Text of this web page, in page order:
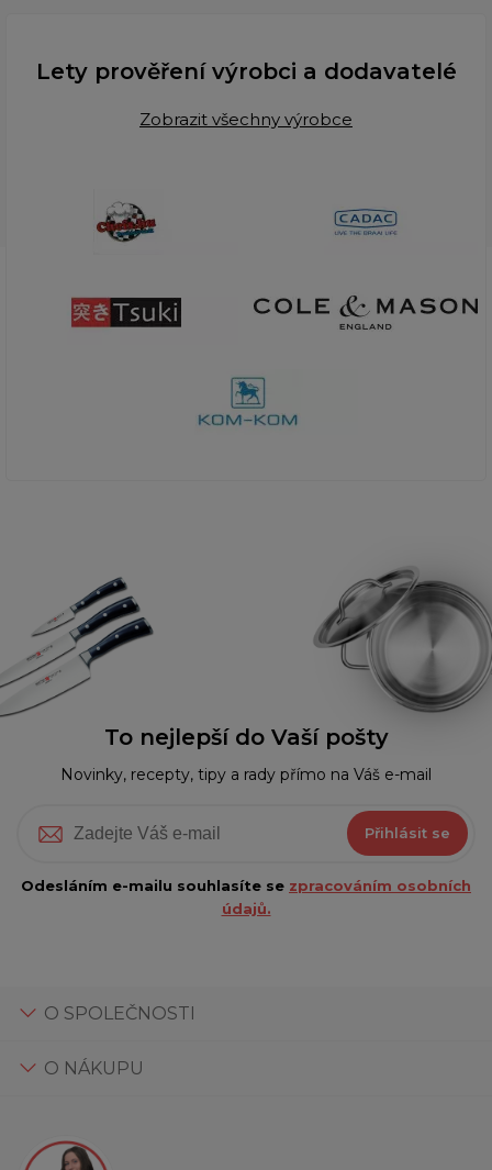
Lety prověření výrobci a dodavatelé
Zobrazit všechny výrobce
To nejlepší do Vaší pošty
Novinky, recepty, tipy a rady přímo na Váš e-mail
Přihlásit se
Odesláním e-mailu souhlasíte se zpracováním osobních
údajů.
O SPOLEČNOSTI
O NÁKUPU